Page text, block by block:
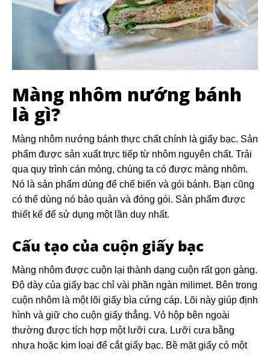
Màng nhôm nướng bánh
là gì?
Màng nhôm nướng bánh thực chất chính là giấy bạc. Sản
phẩm được sản xuất trực tiếp từ nhôm nguyên chất. Trải
qua quy trình cán mỏng, chúng ta có được màng nhôm.
Nó là sản phẩm dùng để chế biến và gói bánh. Bạn cũng
có thể dùng nó bảo quản và đóng gói. Sản phẩm được
thiết kế để sử dụng một lần duy nhất.
Cấu tạo của cuộn giấy bạc
Màng nhôm được cuộn lại thành dạng cuộn rất gọn gàng.
Độ dày của giấy bạc chỉ vài phần ngàn milimet. Bên trong
cuộn nhôm là một lõi giấy bìa cứng cáp. Lõi này giúp định
hình và giữ cho cuộn giấy thẳng. Vỏ hộp bên ngoài
thường được tích hợp một lưỡi cưa. Lưỡi cưa bằng
nhựa hoặc kim loại để cắt giấy bạc. Bề mặt giấy có một